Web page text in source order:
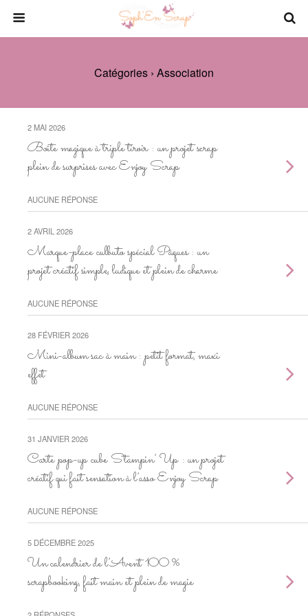
Catégories › Association
2 MAI 2026
Boîte magique à triple tiroir : un projet scrap
plein de surprises avec Enjoy Scrap
AUCUNE RÉPONSE
2 AVRIL 2026
Marque-place culbuto spécial Pâques : un
projet créatif simple, ludique et plein de charme
AUCUNE RÉPONSE
28 FÉVRIER 2026
Mini-album sac à main : petit format, maxi
effet
AUCUNE RÉPONSE
31 JANVIER 2026
Carte pop-up cube Stampin’ Up : un projet
créatif qui fait sensation à l’asso Enjoy Scrap
AUCUNE RÉPONSE
5 DÉCEMBRE 2025
Un calendrier de l’Avent 100 %
scrapbooking, fait main et plein de magie